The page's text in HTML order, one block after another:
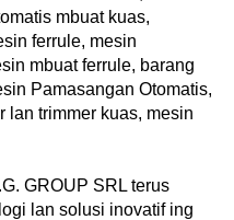
mbuat kuas,
ferrule, mesin
mbuat ferrule, barang
Pamasangan Otomatis,
lan trimmer kuas, mesin
GROUP SRL terus
lan solusi inovatif ing